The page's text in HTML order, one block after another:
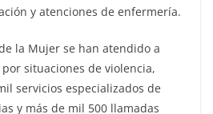
y atenciones de enfermería.
la Mujer se han atendido a
situaciones de violencia,
servicios especializados de
y más de mil 500 llamadas